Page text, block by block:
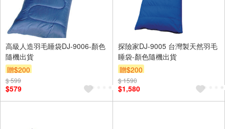
高級人造羽毛睡袋DJ-9006-顏色
隨機出貨
贈$200
$ 599
$579
探險家DJ-9005 台灣製天然羽毛
睡袋-顏色隨機出貨
贈$200
$ 1590
$1,580